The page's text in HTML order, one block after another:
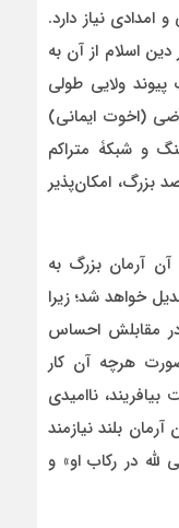
نیاز دارد.
اسلام از آن به
ولایی طولی
(اخوت ایمانی)
و شبکۀ متراکم
بزرگ، امکان‌پذیر
آرمان بزرگ به
خواهد شد؛ زیرا
در مقابلش احساس
هرچه آن کار
ناامیدی
بلند نیازمند
در رکاب او» و